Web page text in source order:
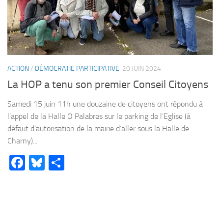
ACTION/ DÉMOCRATIE PARTICIPATIVE 20 JUIN 2024
La HOP a tenu son premier Conseil Citoyens
Samedi 15 juin 11h une douzaine de citoyens ont répondu à
l’appel de la Halle O Palabres sur le parking de l’Eglise (à
défaut d’autorisation de la mairie d’aller sous la Halle de
Charny)...
Facebook
Bluesky